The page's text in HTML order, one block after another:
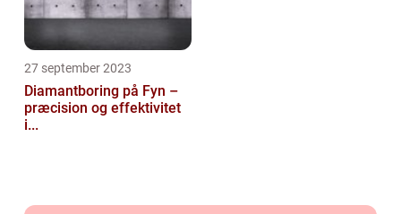
27 september 2023
Diamantboring på Fyn –
præcision og effektivitet
i...